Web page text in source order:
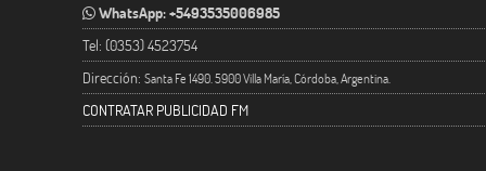
WhatsApp: +5493535006985
Tel: (0353) 4523754
Dirección: Santa Fe 1490. 5900 Villa María, Córdoba, Argentina.
CONTRATAR PUBLICIDAD FM